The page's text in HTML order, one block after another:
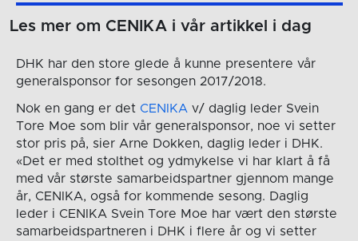
Les mer om CENIKA i vår artikkel i dag
DHK har den store glede å kunne presentere vår
generalsponsor for sesongen 2017/2018.
Nok en gang er det CENIKA v/ daglig leder Svein
Tore Moe som blir vår generalsponsor, noe vi setter
stor pris på, sier Arne Dokken, daglig leder i DHK.
«Det er med stolthet og ydmykelse vi har klart å få
med vår største samarbeidspartner gjennom mange
år, CENIKA, også for kommende sesong. Daglig
leder i CENIKA Svein Tore Moe har vært den største
samarbeidspartneren i DHK i flere år og vi setter